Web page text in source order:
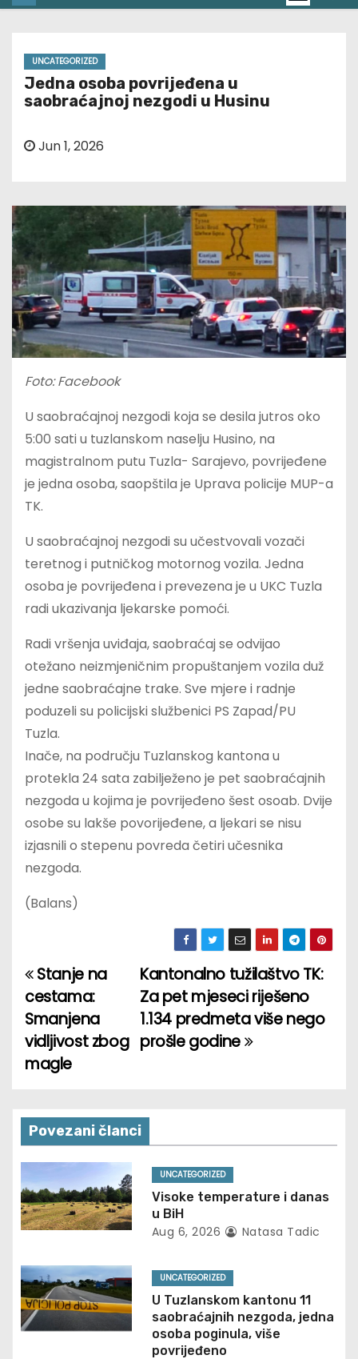
UNCATEGORIZED
Jedna osoba povrijeđena u
saobraćajnoj nezgodi u Husinu
Jun 1, 2026
Foto: Facebook
U saobraćajnoj nezgodi koja se desila jutros oko
5:00 sati u tuzlanskom naselju Husino, na
magistralnom putu Tuzla- Sarajevo, povrijeđene
je jedna osoba, saopštila je Uprava policije MUP-a
TK.
U saobraćajnoj nezgodi su učestvovali vozači
teretnog i putničkog motornog vozila. Jedna
osoba je povrijeđena i prevezena je u UKC Tuzla
radi ukazivanja ljekarske pomoći.
Radi vršenja uviđaja, saobraćaj se odvijao
otežano neizmjeničnim propuštanjem vozila duž
jedne saobraćajne trake. Sve mjere i radnje
poduzeli su policijski službenici PS Zapad/PU
Tuzla.
Inače, na području Tuzlanskog kantona u
protekla 24 sata zabilježeno je pet saobraćajnih
nezgoda u kojima je povrijeđeno šest osoab. Dvije
osobe su lakše povorijeđene, a ljekari se nisu
izjasnili o stepenu povreda četiri učesnika
nezgoda.
(Balans)
P
o
s
n
a
v
i
a
t
Kantonalno tužilaštvo TK:
Za pet mjeseci riješeno
1.134 predmeta više nego
prošle godine
Stanje na
cestama:
Smanjena
vidljivost zbog
magle
Povezani članci
UNCATEGORIZED
Visoke temperature i danas
u BiH
Aug 6, 2026 Natasa Tadic
UNCATEGORIZED
U Tuzlanskom kantonu 11
saobraćajnih nezgoda, jedna
osoba poginula, više
povrijeđeno